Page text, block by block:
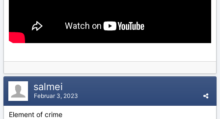
salmei
Februar 3, 2023
Element of crime